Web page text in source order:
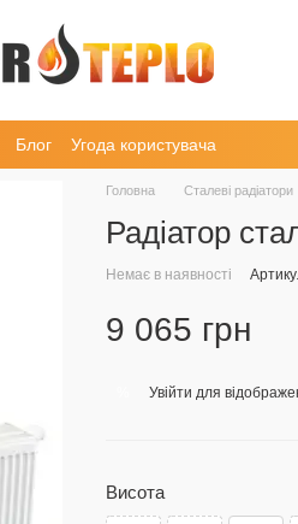
Блог Угода користувача
Головна Сталеві радіатори
Радіатор
Немає в наявності
9 065 грн
Увійти для
Висота